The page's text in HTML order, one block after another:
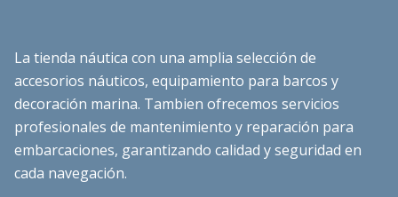
La tienda náutica con una amplia selección de
accesorios náuticos, equipamiento para barcos y
decoración marina. Tambien ofrecemos servicios
profesionales de mantenimiento y reparación para
embarcaciones, garantizando calidad y seguridad en
cada navegación.